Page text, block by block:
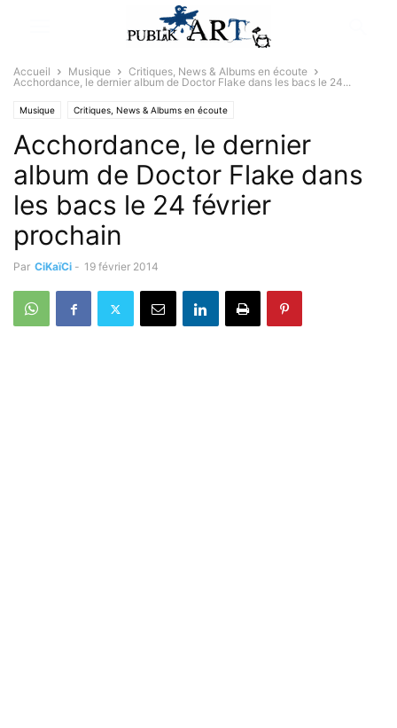
Accueil Musique
Critiques, News & Albums en écoute
Acchordance, le dernier album de Doctor Flake dans les bacs le 24...
Musique Critiques, News & Albums en écoute
Acchordance, le dernier
album de Doctor Flake dans
les bacs le 24 février
prochain
Par CiKaïCi - 19 février 2014